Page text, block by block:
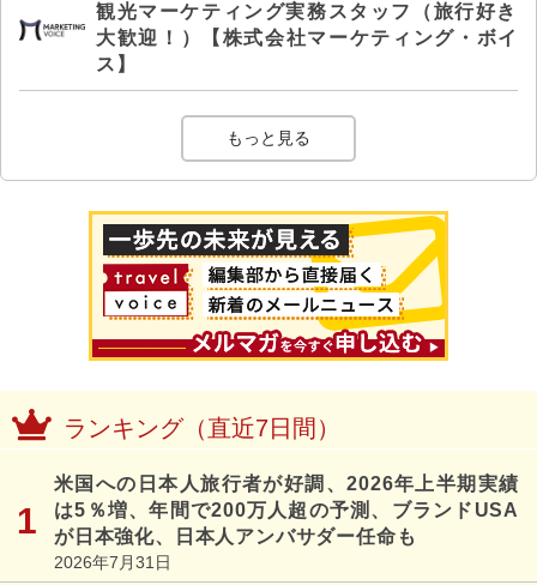
観光マーケティング実務スタッフ（旅行好き
大歓迎！）【株式会社マーケティング・ボイ
ス】
もっと見る
ランキング（直近7日間）
米国への日本人旅行者が好調、2026年上半期実績
は5％増、年間で200万人超の予測、ブランドUSA
が日本強化、日本人アンバサダー任命も
2026年7月31日